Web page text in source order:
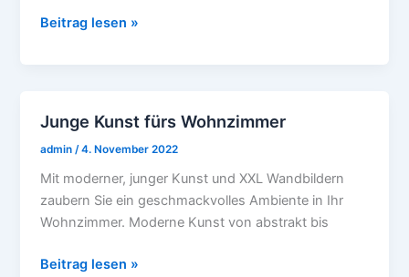
großen
Beitrag lesen »
Junge Kunst fürs Wohnzimmer
admin /4. November 2022
Mit moderner, junger Kunst und XXL Wandbildern
zaubern Sie ein geschmackvolles Ambiente in Ihr
Wohnzimmer. Moderne Kunst von abstrakt bis
Junge
Kunst
Wohnzimmer
Beitrag lesen »